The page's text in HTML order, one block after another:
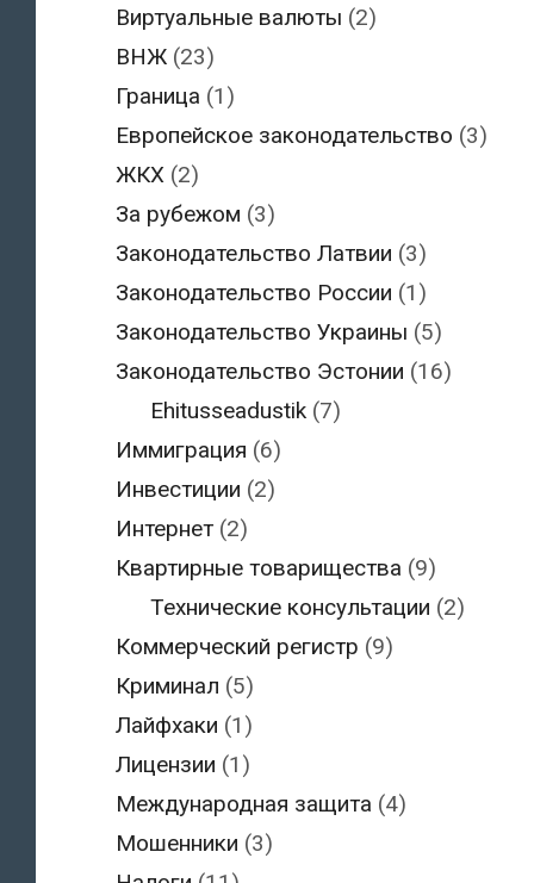
Виртуальные валюты (2)
ВНЖ (23)
Граница (1)
Европейское законодательство (3)
ЖКХ (2)
За рубежом (3)
Законодательство Латвии (3)
Законодательство России (1)
Законодательство Украины (5)
Законодательство Эстонии (16)
Ehitusseadustik(7)
Иммиграция (6)
Инвестиции (2)
Интернет (2)
Квартирные товарищества (9)
Технические консультации (2)
Коммерческий регистр (9)
Криминал (5)
Лайфхаки (1)
Лицензии (1)
Международная защита (4)
Мошенники (3)